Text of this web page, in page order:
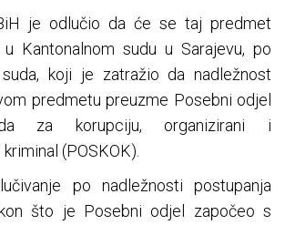
je odlučio da će se taj predmet
Kantonalnom sudu u Sarajevu, po
koji je zatražio da nadležnost
predmetu preuzme Posebni odjel
za korupciju, organizirani i
(POSKOK).
po nadležnosti postupanja
što je Posebni odjel započeo s